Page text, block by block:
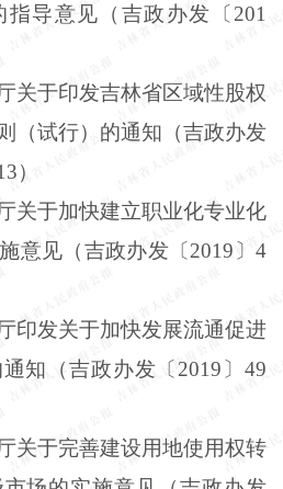
指导意见（吉政办发〔201
关于印发吉林省区域性股权
（试行）的通知（吉政办发
）
关于加快建立职业化专业化
意见（吉政办发〔2019〕4
印发关于加快发展流通促进
知（吉政办发〔2019〕49
关于完善建设用地使用权转